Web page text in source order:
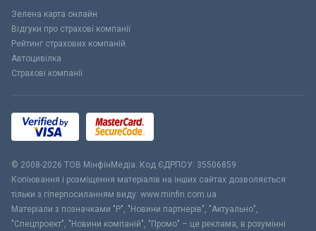
Зелена карта онлайн
Відгуки про страхові компанії
Рейтинг страхових компаній
Автоцивілка
Страхові компанії
© 2008-2026 ТОВ МiнфiнМедiа. Код ЄДРПОУ: 35506859
Копіювання і розміщення матеріалів на інших сайтах дозволяється
тільки з гіперпосиланням виду: www.minfin.com.ua
Матеріали з позначками "Р", "Новини партнерів", "Актуально",
"Спецпроект", "Новини компаній", "Промо" – це реклама, в розумінні